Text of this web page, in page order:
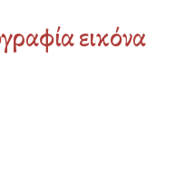
εικόνα